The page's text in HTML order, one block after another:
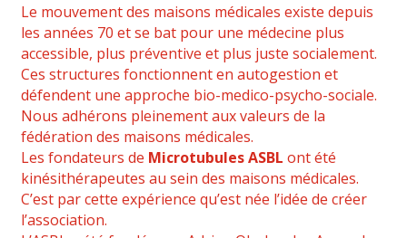
Le mouvement des maisons médicales existe depuis
les années 70 et se bat pour une médecine plus
accessible, plus préventive et plus juste socialement.
Ces structures fonctionnent en autogestion et
défendent une approche bio-medico-psycho-sociale.
Nous adhérons pleinement aux valeurs de la
fédération des maisons médicales.
Les fondateurs de Microtubules ASBL ont été
kinésithérapeutes au sein des maisons médicales.
C’est par cette expérience qu’est née l’idée de créer
l’association.